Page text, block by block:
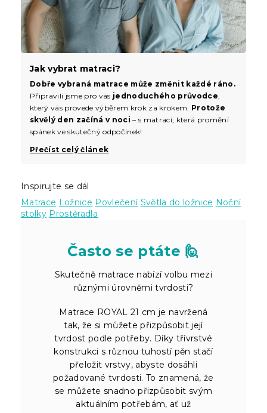
Jak vybrat matraci?
Dobře vybraná matrace může změnit každé ráno.
Připravili jsme pro vás jednoduchého průvodce,
který vás provede výběrem krok za krokem. Protože
skvělý den začíná v noci – s matrací, která promění
spánek ve skutečný odpočinek!
Přečíst celý článek
Inspirujte se dál
Matrace Ložnice Povlečení Světla do ložnice Noční
stolky Prostěradla
Často se ptáte 🙋
Skutečně matrace nabízí volbu mezi
různými úrovněmi tvrdosti?
Matrace ROYAL 21 cm je navržená
tak, že si můžete přizpůsobit její
tvrdost podle potřeby. Díky třívrstvé
konstrukci s různou tuhostí pěn stačí
přeložit vrstvy, abyste dosáhli
požadované tvrdosti. To znamená, že
se můžete snadno přizpůsobit svým
aktuálním potřebám, ať už